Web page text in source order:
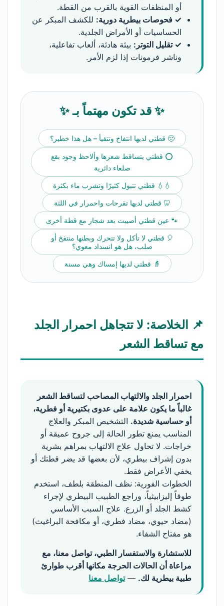
أو المنظفات القوية بالقرب من القطة.
✓ فحوصات بيطرية دورية: للكشف المبكر عن
الحساسيات أو الأمراض الجلدية.
✓ تقليل التوتر: بيئة هادئة، ألعاب تفاعلية،
وناشر فرمونات إذا لزم الأمر.
✨ قد تكون مهتماً بـ ✨
🤢 قطتي لديها انتفاخ وتتقيأ – هل هذا خطير؟
⭕ قطتي يتساقط شعرها وألاحظ وجود بقع
صلعاء دائرية
💧💧 قطتي تتبول كثيرًا وتشرب ماء بكثرة
🦷 قطتي لديها تقرحات واحمرار في اللثة
🐾 عين قطتي أصيبت بعد شجار مع قطة أخرى
🎈 قطتي لا تأكل ولا تتحرك وبطنها منتفخ أو
صلب، هل هو انسداد معوي؟
👵 قطتي لديها إمساك وهي مسنة
📌 الخلاصة: لا تتجاهل احمرار الجلد
مع تساقط الشعر
احمرار الجلد والالتهاب المصاحب لتساقط الشعر
غالباً ما يكون علامة على عدوى بكتيرية أو فطرية،
أو حساسية شديدة. التشخيص المبكر والعلاج
المناسب يمنع تطور الحالة إلى جروح عميقة أو
خراجات. لا تحاول علاج الالتهاب بمراهم بشرية
بدون إشراف بيطري، لأن بعضها قد يضر قطتك أو
يخفي الأعراض فقط.
الخطوات الفورية: نظف المنطقة بلطف، استخدم
طوقاً إليزابيثياً، وراجع الطبيب البيطري لإجراء
كشط الجلد أو الزرع. علاج السبب الأساسي
(مضاد حيوي، مضاد فطري، أو مكافحة البراغيث)
هو مفتاح الشفاء.
للاستشارة والاستفسار الطبي، تواصل معنا، مع
مراعاة أن الحالات الحرجة مكانها أقرب طوارئ
طبية بيطرية لك. —تواصل معنا